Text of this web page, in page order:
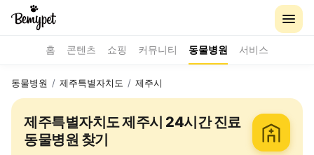
홈 콘텐츠 쇼핑 커뮤니티 동물병원 서비스
동물병원 / 제주특별자치도 / 제주시
제주특별자치도 제주시 24시간 진료
동물병원 찾기